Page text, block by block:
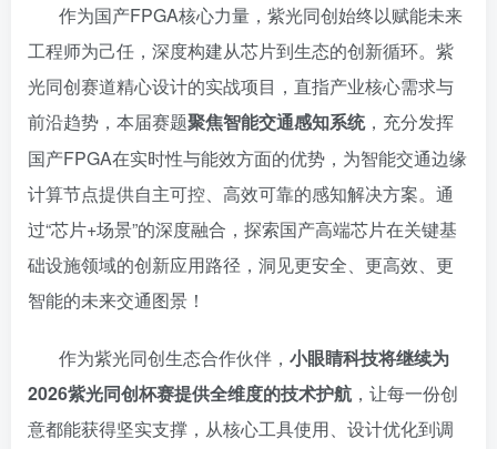
作为国产FPGA核心力量，紫光同创始终以赋能未来
工程师为己任，深度构建从芯片到生态的创新循环。紫
光同创赛道精心设计的实战项目，直指产业核心需求与
前沿趋势，本届赛题聚焦智能交通感知系统， 充分发挥
国产FPGA在实时性与能效方面的优势，为智能交通边缘
计算节点提供自主可控、高效可靠的感知解决方案。通
过“芯片+场景”的深度融合，探索国产高端芯片在关键基
础设施领域的创新应用路径，洞见更安全、更高效、更
智能的未来交通图景！
作为紫光同创生态合作伙伴， 小眼睛科技将继续为
2026紫光同创杯赛提供全维度的技术护航 ，让每一份创
意都能获得坚实支撑，从核心工具使用、设计优化到调